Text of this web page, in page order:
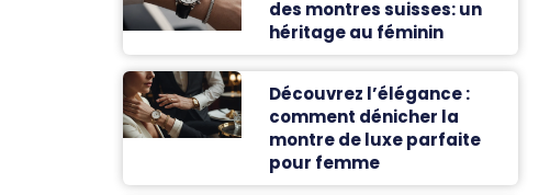
des montres suisses: un
héritage au féminin
Découvrez l’élégance :
comment dénicher la
montre de luxe parfaite
pour femme